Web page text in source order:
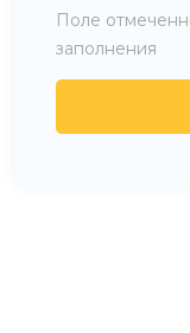
Поле
заполнения